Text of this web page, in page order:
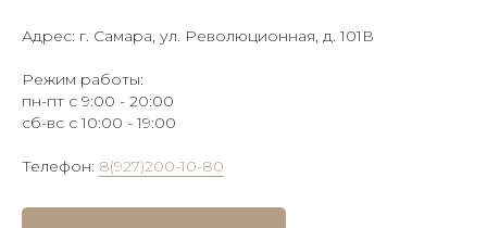
Адрес: г. Самара, ул. Революционная, д. 101В
Режим работы:
пн-пт с 9:00 - 20:00
сб-вс с 10:00 - 19:00
Телефон: 8(927)200-10-80